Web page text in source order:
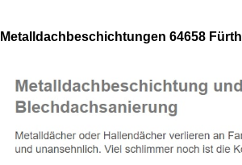
Metalldachbeschichtungen 64658 Fürth